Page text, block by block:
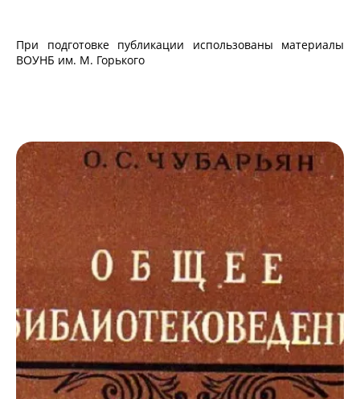
При подготовке публикации использованы материалы
ВОУНБ им. М. Горького